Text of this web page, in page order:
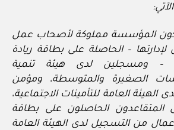
المؤسسة مملوكة لأصحاب عمل
لإدارتها – الحاصلة على بطاقة ريادة
– ومسجلين لدى هيئة تنمية
الصغيرة والمتوسطة، ومؤمن
الهيئة العامة للتأمينات الاجتماعية،
المتقاعدون الحاصلون على بطاقة
من التسجيل لدى الهيئة العامة